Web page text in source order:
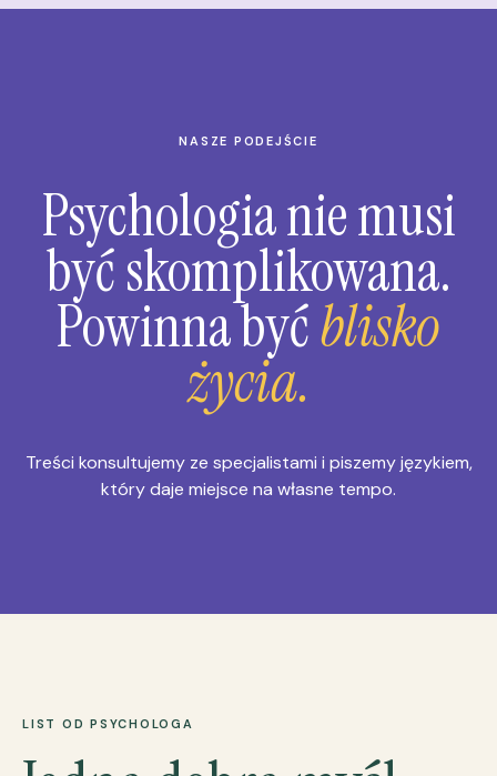
NASZE PODEJŚCIE
Psychologia nie musi
być skomplikowana.
Powinna byćblisko
życia.
Treści konsultujemy ze specjalistami i piszemy językiem,
który daje miejsce na własne tempo.
LIST OD PSYCHOLOGA